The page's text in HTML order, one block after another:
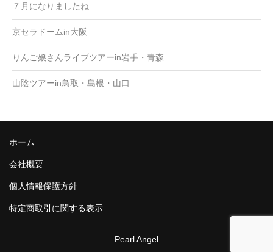
７月になりましたね
京セラドームin大阪
りんご娘さんライブツアーin岩手・青森
山陰ツアーin鳥取・島根・山口
ホーム
会社概要
個人情報保護方針
特定商取引に関する表示
Pearl Angel